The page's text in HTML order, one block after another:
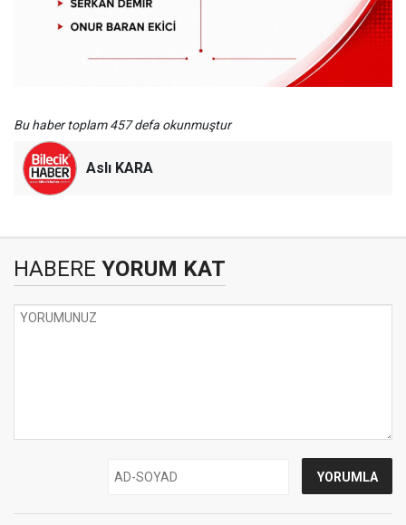
Bu haber toplam 457 defa okunmuştur
Aslı KARA
HABERE YORUM KAT